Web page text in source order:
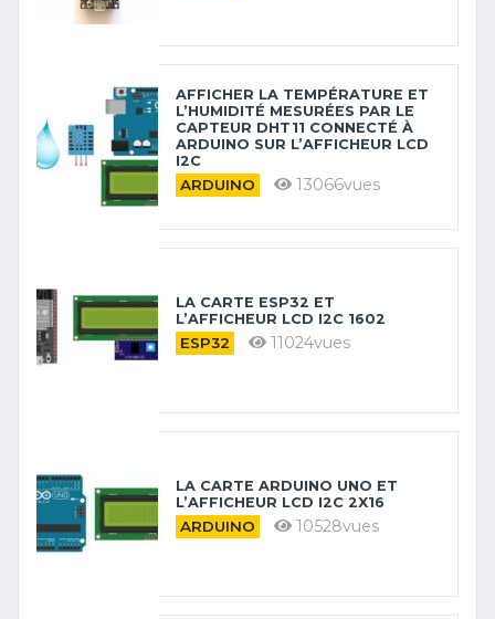
AFFICHER LA TEMPÉRATURE ET
L’HUMIDITÉ MESURÉES PAR LE
CAPTEUR DHT11 CONNECTÉ À
ARDUINO SUR L’AFFICHEUR LCD
I2C
ARDUINO 13066vues
LA CARTE ESP32 ET
L’AFFICHEUR LCD I2C 1602
ESP32 11024vues
LA CARTE ARDUINO UNO ET
L’AFFICHEUR LCD I2C 2X16
ARDUINO 10528vues